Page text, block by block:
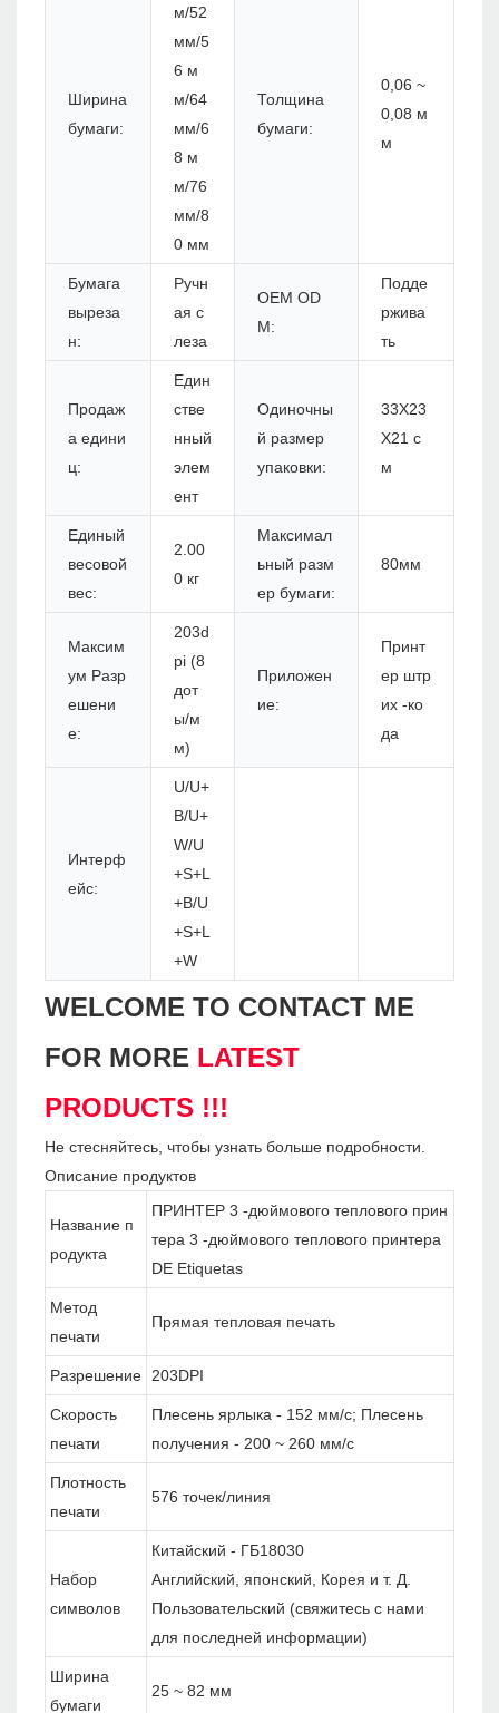
Ширина
бумаги:
м/52
мм/5
6 м
м/64
мм/6
8 м
м/76
мм/8
0 мм
Толщина
бумаги:
0,06 ~
0,08 м
м
Бумага
выреза
н:
Ручн
ая с
леза
OEM OD
M:
Подде
ржива
ть
Продаж
а едини
ц:
Един
стве
нный
элем
ент
Одиночны
й размер
упаковки:
33X23
X21 с
м
Единый
весовой
вес:
2.00
0 кг
Максимал
ьный разм
ер бумаги:
80мм
Максим
ум Разр
ешени
е:
203d
pi (8
дот
ы/м
м)
Приложен
ие:
Принт
ер штр
их -ко
да
Интерф
ейс:
U/U+
B/U+
W/U
+S+L
+B/U
+S+L
+W
WELCOME TO CONTACT ME
FOR MORE LATEST
PRODUCTS !!!
Не стесняйтесь, чтобы узнать больше подробности.
Описание продуктов
Название п
родукта
ПРИНТЕР 3 -дюймового теплового прин
тера 3 -дюймового теплового принтера
DE Etiquetas
Метод
печати
Прямая тепловая печать
Разрешение 203DPI
Скорость
печати
Плесень ярлыка - 152 мм/с; Плесень
получения - 200 ~ 260 мм/с
Плотность
печати
576 точек/линия
Набор
символов
Китайский - ГБ18030
Английский, японский, Корея и т. Д.
Пользовательский (свяжитесь с нами
для последней информации)
Ширина
бумаги
25 ~ 82 мм